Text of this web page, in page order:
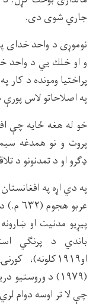
جاري شوى دى.
نوموړى د واحد خداى
و او خلك يي د واحد
پراختيا ومونده د كار
په اصلاحاتو لاس
خو له هغه ځايه چې
پروت و نو همدغه
ډګرو او د تمدنونو د
پيړيو مدنيت او
(۱۹۷۹) د
چې لا تر اوسه دوام